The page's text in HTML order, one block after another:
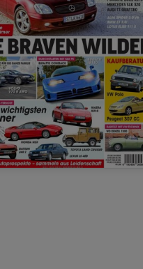
bis zu 35,00 €